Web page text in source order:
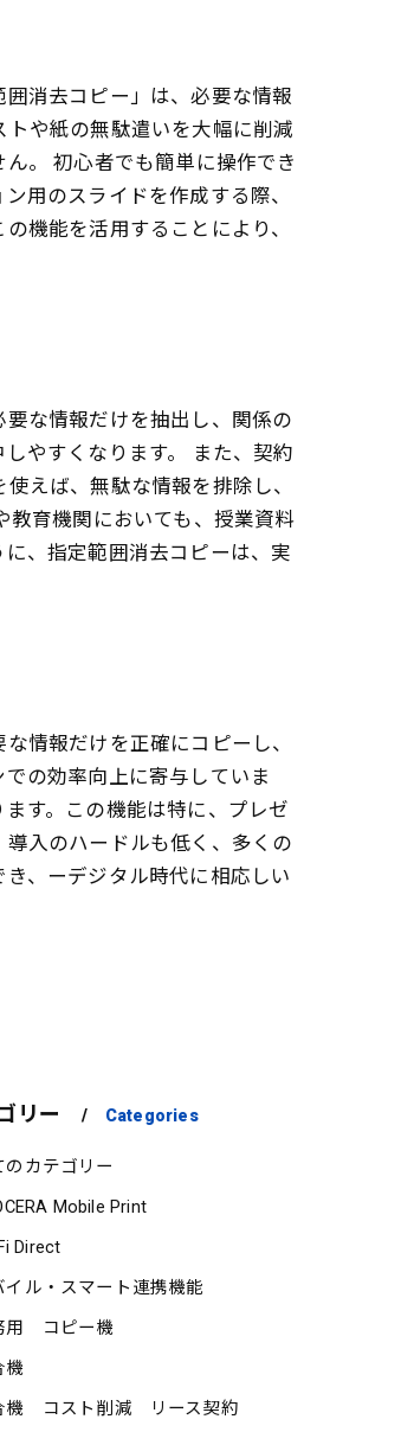
消去コピー」は、必要な情報
や紙の無駄遣いを大幅に削減
。 初心者でも簡単に操作でき
用のスライドを作成する際、
機能を活用することにより、
な情報だけを抽出し、関係の
やすくなります。 また、契約
えば、無駄な情報を排除し、
教育機関においても、授業資料
、指定範囲消去コピーは、実
情報だけを正確にコピーし、
の効率向上に寄与していま
す。この機能は特に、プレゼ
入のハードルも低く、多くの
、ーデジタル時代に相応しい
リー Categories
のカテゴリー
Mobile Print
Direct
イル・スマート連携機能
用 コピー機
機
機 コスト削減 リース契約